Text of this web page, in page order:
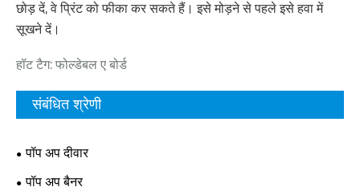
छोड़ दें, वे प्रिंट को फीका कर सकते हैं। इसे मोड़ने से पहले इसे हवा में
सूखने दें।
हॉट टैग: फोल्डेबल ए बोर्ड
संबंधित श्रेणी
पॉप अप दीवार
पॉप अप बैनर